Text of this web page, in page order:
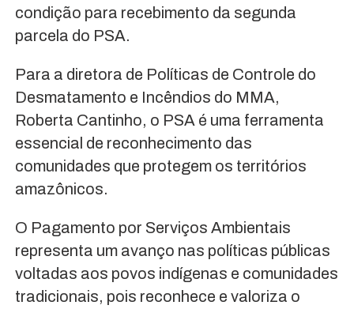
condição para recebimento da segunda
parcela do PSA.
Para a diretora de Políticas de Controle do
Desmatamento e Incêndios do MMA,
Roberta Cantinho, o PSA é uma ferramenta
essencial de reconhecimento das
comunidades que protegem os territórios
amazônicos.
O Pagamento por Serviços Ambientais
representa um avanço nas políticas públicas
voltadas aos povos indígenas e comunidades
tradicionais, pois reconhece e valoriza o